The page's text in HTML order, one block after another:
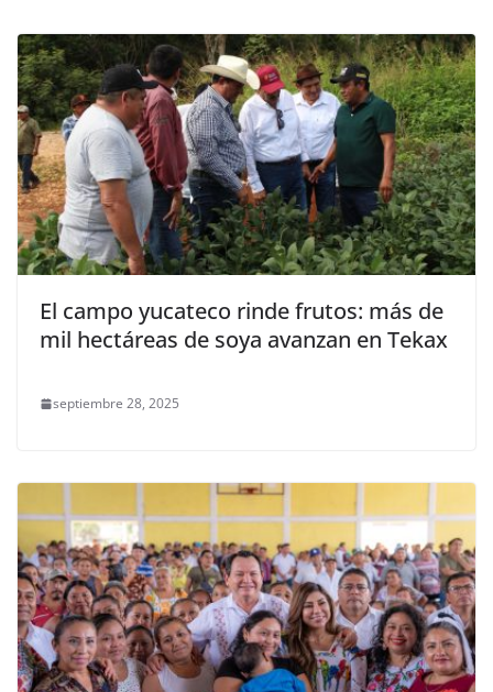
El campo yucateco rinde frutos: más de
mil hectáreas de soya avanzan en Tekax
septiembre 28, 2025